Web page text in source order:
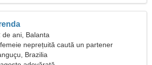
de ani, Balanta
neprețuită caută un partener
Brazilia